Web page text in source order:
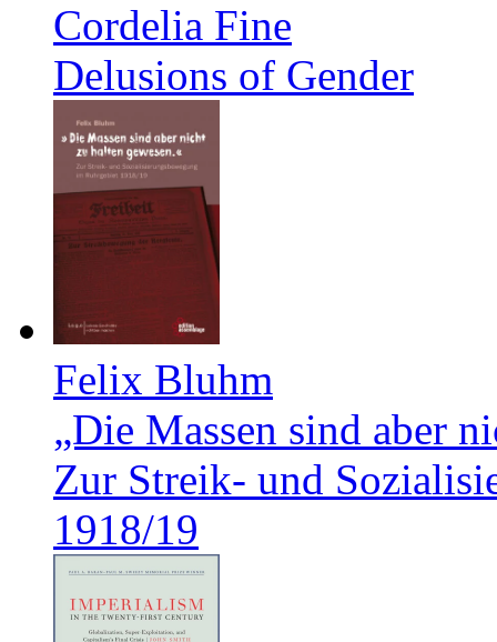
Cordelia Fine
Delusions of Gender
Felix Bluhm
„Die Massen sind aber
Zur Streik- und
1918/19